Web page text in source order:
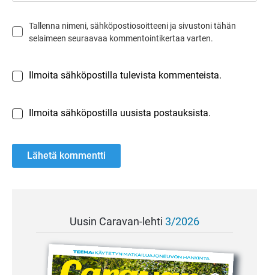
Tallenna nimeni, sähköpostiosoitteeni ja sivustoni tähän
selaimeen seuraavaa kommentointikertaa varten.
Ilmoita sähköpostilla tulevista kommenteista.
Ilmoita sähköpostilla uusista postauksista.
Uusin Caravan-lehti 3/2026